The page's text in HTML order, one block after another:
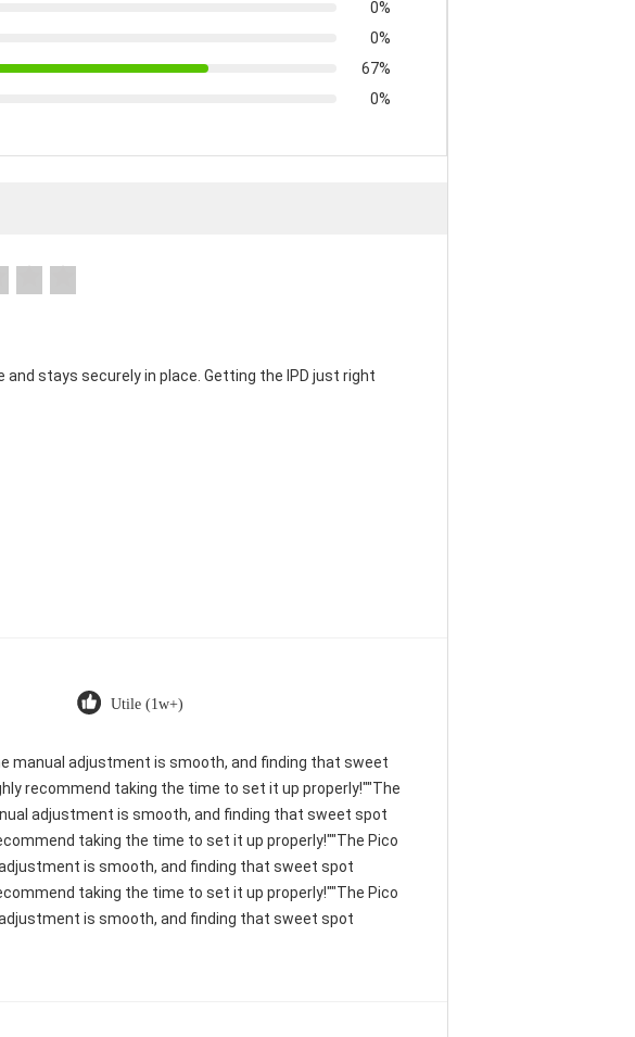
0%
0%
67%
0%
stays securely in place. Getting the IPD just right
Utile (1w+)
manual adjustment is smooth, and finding that sweet
recommend taking the time to set it up properly!""The
adjustment is smooth, and finding that sweet spot
taking the time to set it up properly!""The Pico
is smooth, and finding that sweet spot
taking the time to set it up properly!""The Pico
is smooth, and finding that sweet spot